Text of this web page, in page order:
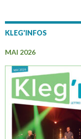
KLEG'INFOS
MAI 2026